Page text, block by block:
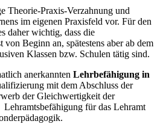
Theorie-Praxis-Verzahnung und
im eigenen Praxisfeld vor. Für den
daher wichtig, dass die
Beginn an, spätestens aber ab dem
Klassen bzw. Schulen tätig sind.
anerkannten Lehrbefähigung in
mit dem Abschluss der
der Gleichwertigkeit der
für das Lehramt